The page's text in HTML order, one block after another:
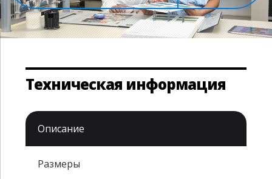
Техническая информация
Описание
Размеры